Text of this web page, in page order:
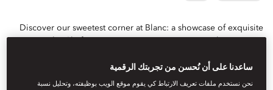
Discover our sweetest corner at Blanc: a showcase of exquisite
تعرف على المزيد
ساعدنا على أن نُحسن من تجربتك الرقمية
نحن نستخدم ملفات تعريف الارتباط كي يقوم موقع الويب بوظيفته، وتحليل نسبة